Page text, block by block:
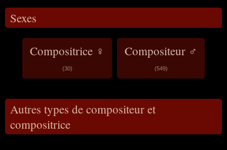
Sexes
Compositrice ♀
(30)
Compositeur ♂
(549)
Autres types de compositeur et
compositrice